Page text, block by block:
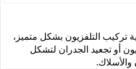
تركيب التلفزيون بشكل متميز،
أو تجعيد الجدران لتشكل